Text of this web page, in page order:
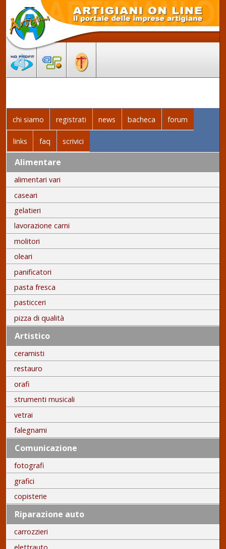
chi siamo registrati news bacheca forum
links faq scrivici
Alimentare
alimentari vari
caseari
gelatieri
lavorazione carni
molitori
oleari
panificatori
pasta fresca
pasticceri
pizza di qualità
Artistico
ceramisti
restauro
orafi
strumenti musicali
vetrai
falegnami
Comunicazione
fotografi
grafici
copisterie
Riparazione auto
carrozzieri